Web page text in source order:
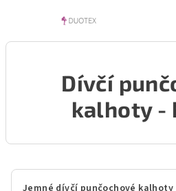
Dívčí
kalhoty -
Jemné dívčí punčochové kalhoty